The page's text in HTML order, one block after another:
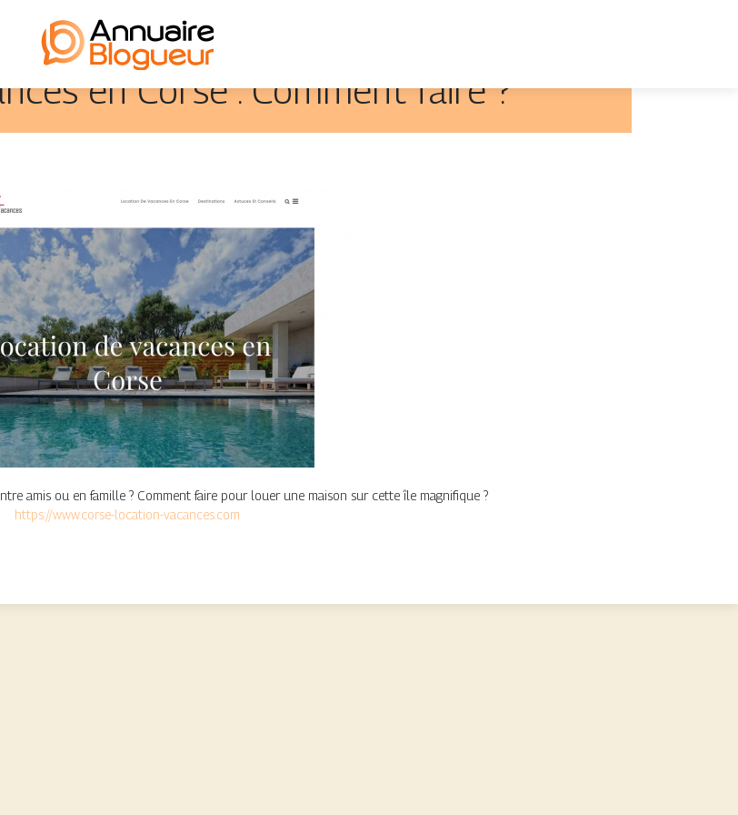
en Corse : Comment faire ?
amis ou en famille ? Comment faire pour louer une maison sur cette île magnifique ?
https://www.corse-location-vacances.com